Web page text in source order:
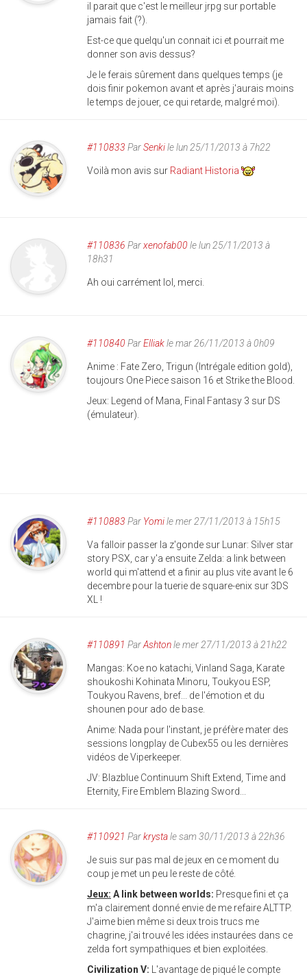
il parait que c'est le meilleur jrpg sur portable
jamais fait (?).
Est-ce que quelqu'un connait ici et pourrait me
donner son avis dessus?
Je le ferais sûrement dans quelques temps (je
dois finir pokemon avant et après j'aurais moins
le temps de jouer, ce qui retarde, malgré moi).
#110833 ParSenkile lun 25/11/2013 à 7h22
Voilà mon avis sur Radiant Historia
#110836 Parxenofab00 le lun 25/11/2013 à
18h31
Ah oui carrément lol, merci.
#110840 ParElliakle mar 26/11/2013 à 0h09
Anime : Fate Zero, Trigun (Intrégale edition gold),
toujours One Piece saison 16 et Strike the Blood.
Jeux: Legend of Mana, Final Fantasy 3 sur DS
(émulateur).
#110883 Par Yomile mer 27/11/2013 à 15h15
Va falloir passer la z'gonde sur Lunar: Silver star
story PSX, car y'a ensuite Zelda: a link between
world qui m'attend et a finir au plus vite avant le 6
decembre pour la tuerie de square-enix sur 3DS
XL !
#110891 ParAshtonle mer 27/11/2013 à 21h22
Mangas: Koe no katachi, Vinland Saga, Karate
shoukoshi Kohinata Minoru, Toukyou ESP,
Toukyou Ravens, bref... de l'émotion et du
shounen pour ado de base.
Anime: Nada pour l'instant, je préfère mater des
sessions longplay de Cubex55 ou les dernières
vidéos de Viperkeeper.
JV: Blazblue Continuum Shift Extend, Time and
Eternity, Fire Emblem Blazing Sword...
#110921 Parkrystale sam 30/11/2013 à 22h36
Je suis sur pas mal de jeux en ce moment du
coup je met un peu le reste de côté.
Jeux: A link between worlds: Presque fini et ça
m'a clairement donné envie de me refaire ALTTP.
J'aime bien même si deux trois trucs me
chagrine, j'ai trouvé les idées instaurées dans ce
zelda fort sympathiques et bien exploitées.
Civilization V: L'avantage de piqué le compte